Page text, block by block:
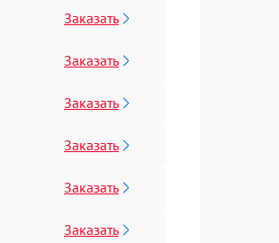
Заказать
Заказать
Заказать
Заказать
Заказать
Заказать